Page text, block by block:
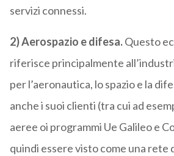
servizi connessi.
2) Aerospazio e difesa.Questo
riferisce principalmente
per l’aeronautica, lo spazio e la
anche i suoi clienti (tra cui ad
aeree oi programmi Ue Galileo e
quindi essere visto come una rete